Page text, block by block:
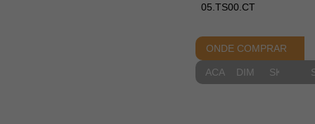
05.TS00.CT
ONDE COMPRAR
ACABAMENTOS
DIMENSIONAIS